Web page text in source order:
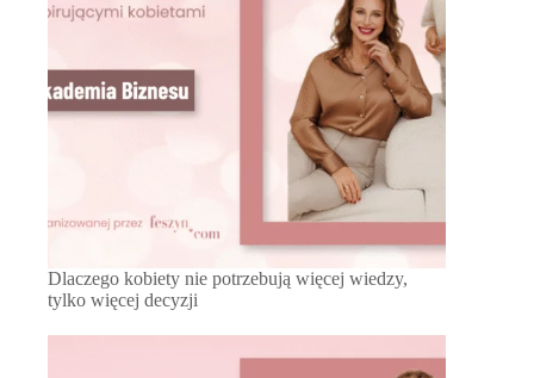
Dlaczego kobiety nie potrzebują więcej wiedzy,
tylko więcej decyzji